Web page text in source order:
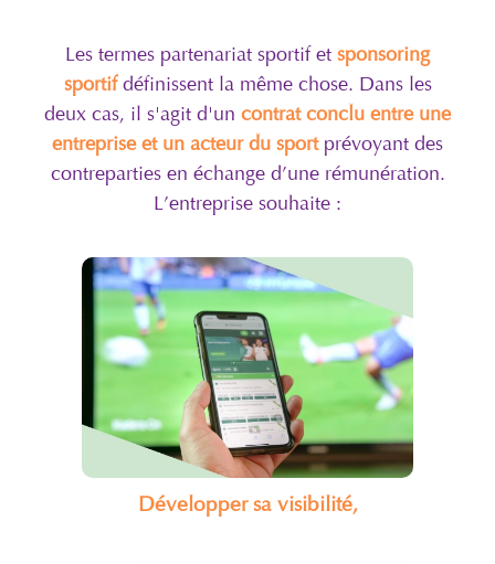
Les termes partenariat sportif et sponsoring
sportifdéfinissent la même chose. Dans les
deux cas, il s'agit d'un contrat conclu entre une
entreprise et un acteur du sportprévoyant des
contreparties en échange d’une rémunération.
L’entreprise souhaite :
Développer sa visibilité,